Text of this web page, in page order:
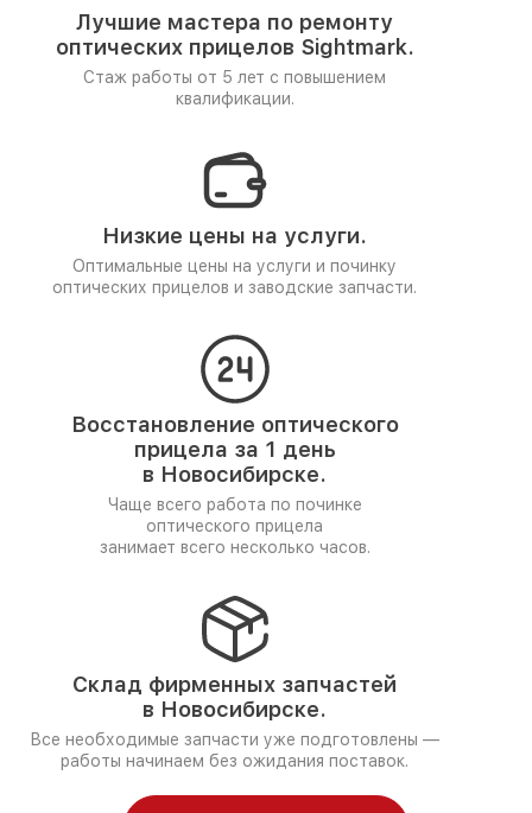
Лучшие мастера по ремонту
оптических прицелов Sightmark.
Стаж работы от 5 лет с повышением
квалификации.
Низкие цены на услуги.
Оптимальные цены на услуги и починку
оптических прицелов и заводские запчасти.
Восстановление оптического
прицела за 1 день
в Новосибирске.
Чаще всего работа по починке
оптического прицела
занимает всего несколько часов.
Склад фирменных запчастей
в Новосибирске.
Все необходимые запчасти уже подготовлены —
работы начинаем без ожидания поставок.